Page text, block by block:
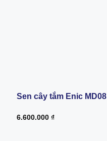
Sen cây tắm Enic MD08
6.600.000 ₫